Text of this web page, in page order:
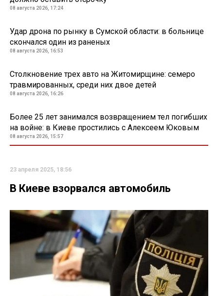
08 августа 2026, 17:24
Удар дрона по рынку в Сумской области: в больнице
скончался один из раненых
08 августа 2026, 16:53
Столкновение трех авто на Житомирщине: семеро
травмированных, среди них двое детей
08 августа 2026, 16:26
Более 25 лет занимался возвращением тел погибших
на войне: в Киеве простились с Алексеем Юковым
08 августа 2026, 15:57
23 апреля 2025, 18:56
В Киеве взорвался автомобиль